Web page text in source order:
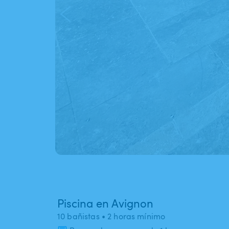
Piscina en Avignon
10 bañistas • 2 horas mínimo